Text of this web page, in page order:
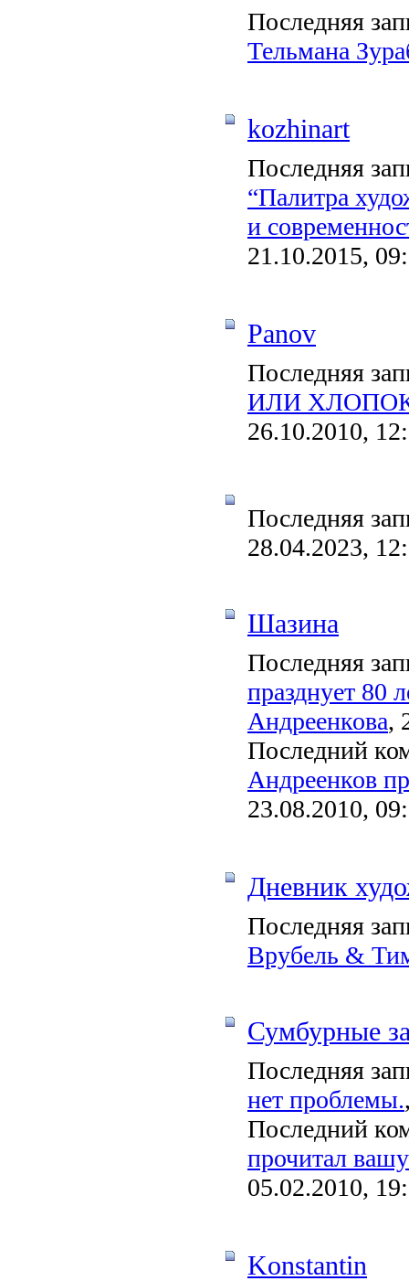
Последняя
Тельмана
kozhinart
Последняя
“Палитра
и
21.10.2015,
Panov
Последняя
ИЛИ ХЛОПОК?
26.10.2010,
Последняя
28.04.2023,
Шазина
Последняя
празднует 80
Андреенкова,
Последний
Андреенков
23.08.2010,
Дневник
Последняя
Врубель &
Сумбурные
Последняя
нет проблемы.
Последний
прочитал
05.02.2010,
Konstantin